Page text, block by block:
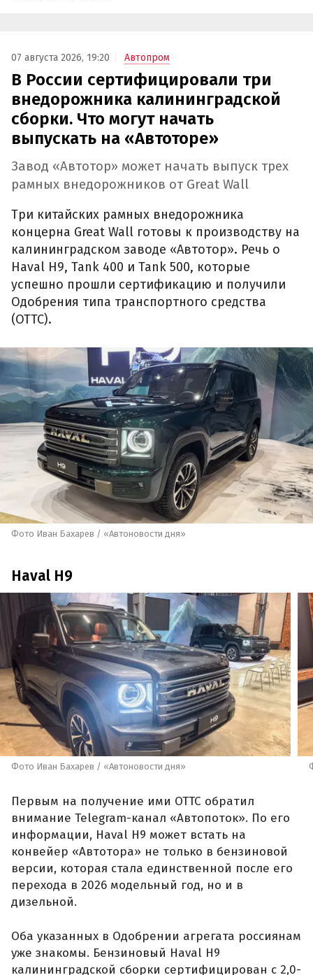
07 августа 2026, 19:20 Автопром
В России сертифицировали три
внедорожника калининградской
сборки. Что могут начать
выпускать на «Автоторе»
Завод «Автотор» может начать выпуск трех
рамных внедорожников от Great Wall
Три китайских рамных внедорожника
концерна Great Wall готовы к производству на
калининградском заводе «Автотор». Речь о
Haval H9, Tank 400 и Tank 500, которые
успешно прошли сертификацию и получили
Одобрения типа транспортного средства
(ОТТС).
Фото Иван Бахарев / «Автоновости дня»
Haval H9
Фото Иван Бахарев / «Автоновости дня»
Первым на получение ими ОТТС обратил
внимание Telegram-канал «Автопоток». По его
информации, Haval H9 может встать на
конвейер «Автотора» не только в бензиновой
версии, которая стала единственной после его
перехода в 2026 модельный год, но и в
дизельной.
Оба указанных в Одобрении агрегата россиянам
уже знакомы. Бензиновый Haval H9
калининградской сборки сертифицирован с 2,0-